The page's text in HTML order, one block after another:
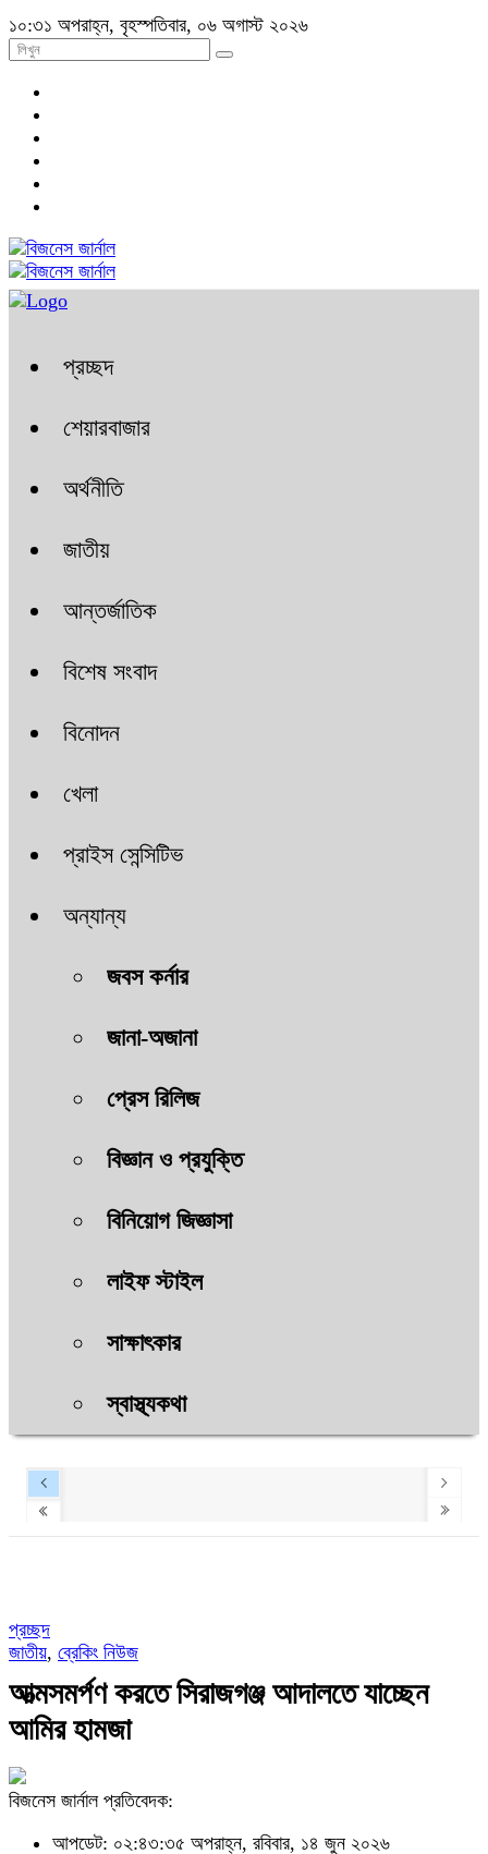
১০:৩১ অপরাহ্ন, বৃহস্পতিবার, ০৬ অগাস্ট ২০২৬
প্রচ্ছদ
শেয়ারবাজার
অর্থনীতি
জাতীয়
আন্তর্জাতিক
বিশেষ সংবাদ
বিনোদন
খেলা
প্রাইস সেন্সিটিভ
অন্যান্য
জবস কর্নার
জানা-অজানা
প্রেস রিলিজ
বিজ্ঞান ও প্রযুক্তি
বিনিয়োগ জিজ্ঞাসা
লাইফ স্টাইল
সাক্ষাৎকার
স্বাস্থ্যকথা
প্রচ্ছদ
জাতীয়, ব্রেকিং নিউজ
আত্মসমর্পণ করতে সিরাজগঞ্জ আদালতে যাচ্ছেন
আমির হামজা
বিজনেস জার্নাল প্রতিবেদক:
আপডেট: ০২:৪৩:৩৫ অপরাহ্ন, রবিবার, ১৪ জুন ২০২৬